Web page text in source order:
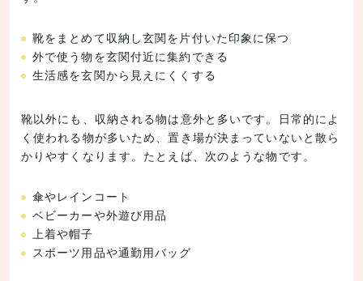
靴をまとめて収納し玄関を片付いた印象に保つ
外で使う物を玄関付近に集約できる
生活感を玄関から見えにくくする
靴以外にも、収納される物は意外と多いです。日常的によ
く使われる物が多いため、置き場が決まっていないと散ら
かりやすくなります。たとえば、次のような物です。
傘やレインコート
ベビーカーや外遊び用品
上着や帽子
スポーツ用品や通勤用バッグ